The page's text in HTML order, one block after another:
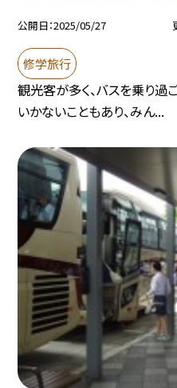
公開日 2025/05/27
修学旅行
観光客が多く、バスを乗り過
いかないこともあり、みん...